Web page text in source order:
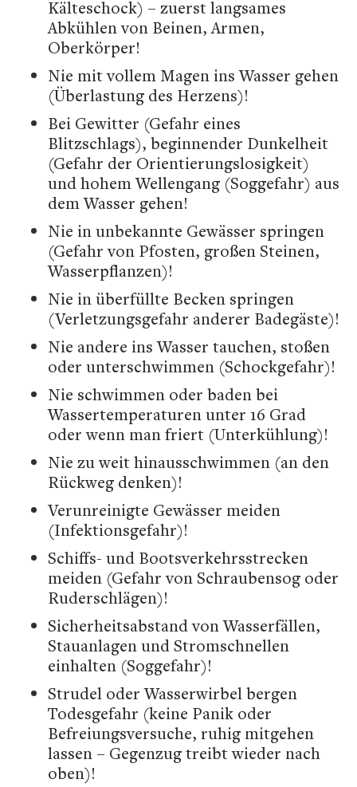
Kälteschock) – zuerst langsames
Abkühlen von Beinen, Armen,
Oberkörper!
Nie mit vollem Magen ins Wasser gehen
(Überlastung des Herzens)!
Bei Gewitter (Gefahr eines
Blitzschlags), beginnender Dunkelheit
(Gefahr der Orientierungslosigkeit)
und hohem Wellengang (Soggefahr) aus
dem Wasser gehen!
Nie in unbekannte Gewässer springen
(Gefahr von Pfosten, großen Steinen,
Wasserpflanzen)!
Nie in überfüllte Becken springen
(Verletzungsgefahr anderer Badegäste)!
Nie andere ins Wasser tauchen, stoßen
oder unterschwimmen (Schockgefahr)!
Nie schwimmen oder baden bei
Wassertemperaturen unter 16 Grad
oder wenn man friert (Unterkühlung)!
Nie zu weit hinausschwimmen (an den
Rückweg denken)!
Verunreinigte Gewässer meiden
(Infektionsgefahr)!
Schiffs- und Bootsverkehrsstrecken
meiden (Gefahr von Schraubensog oder
Ruderschlägen)!
Sicherheitsabstand von Wasserfällen,
Stauanlagen und Stromschnellen
einhalten (Soggefahr)!
Strudel oder Wasserwirbel bergen
Todesgefahr (keine Panik oder
Befreiungsversuche, ruhig mitgehen
lassen – Gegenzug treibt wieder nach
oben)!